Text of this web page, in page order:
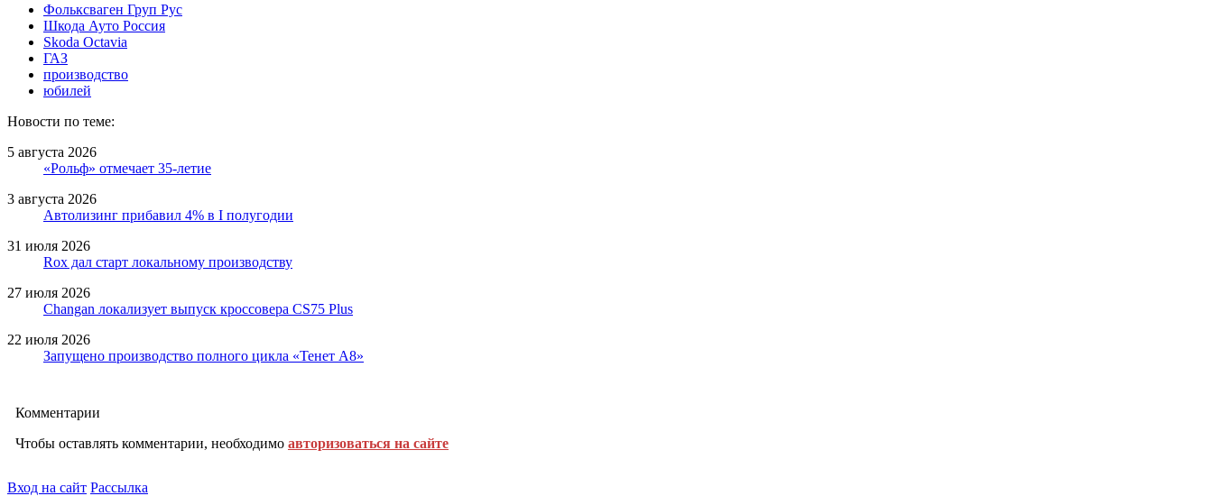
Фольксваген Груп Рус
Шкода Ауто Россия
Skoda Octavia
ГАЗ
производство
юбилей
Новости по теме:
5 августа 2026
«Рольф» отмечает 35-летие
3 августа 2026
Автолизинг прибавил 4% в I полугодии
31 июля 2026
Rox дал старт локальному производству
27 июля 2026
Changan локализует выпуск кроссовера CS75 Plus
22 июля 2026
Запущено производство полного цикла «Тенет A8»
Комментарии
Чтобы оставлять комментарии, необходимо авторизоваться на сайте
Вход на сайт Рассылка